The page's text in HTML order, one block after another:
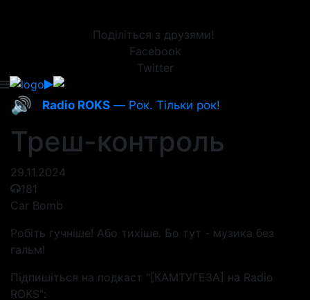
Поділіться з друзями!
Facebook
Twitter
🔊 Radio ROKS — Рок. Тільки рок!
Треш-контроль
29.11.2024
181
Car Bomb
Робіть гучніше! Або тихіше. Бо тут - музика без
гальм!
Підпишіться на подкаст "[КАМТУГЕЗА] на Radio
ROKS":